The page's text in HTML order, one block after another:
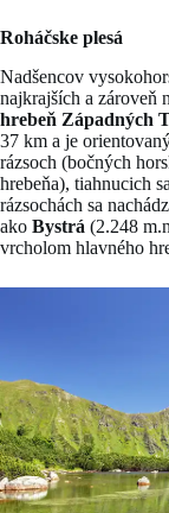
Roháčske plesá
Nadšencov
najkrajších a zároveň
hrebeň Západných
37 km a je
rázsoch (bočných
hrebeňa), tiahnucich
rázsochách sa
ako Bystrá (2.248
vrcholom hlavného